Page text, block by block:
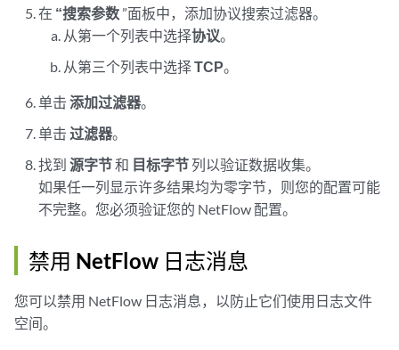
在 “搜索参数 ”面板中，添加协议搜索过滤器。
从第一个列表中选择协议。
从第三个列表中选择TCP。
单击添加过滤器。
单击过滤器。
找到源字节和 目标字节 列以验证数据收集。
如果任一列显示许多结果均为零字节，则您的配置可能
不完整。您必须验证您的 NetFlow 配置。
禁用 NetFlow 日志消息
您可以禁用 NetFlow 日志消息，以防止它们使用日志文件
空间。